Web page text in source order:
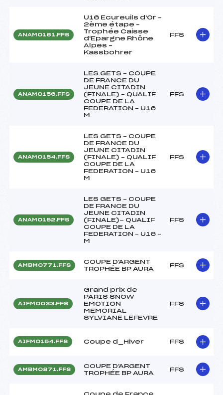
ANAM0161.FFS
U16 Ecureuils d'Or –
2ème étape –
Trophée Caisse
d'Epargne Rhône
Alpes –
Kassbohrer
FFS
ANAM0156.FFS
LES GETS – COUPE
DE FRANCE DU
JEUNE CITADIN
(FINALE) – QUALIF
COUPE DE LA
FEDERATION – U16
M
FFS
ANAM0154.FFS
LES GETS – COUPE
DE FRANCE DU
JEUNE CITADIN
(FINALE) – QUALIF
COUPE DE LA
FEDERATION – U16
M
FFS
ANAM0152.FFS
LES GETS – COUPE
DE FRANCE DU
JEUNE CITADIN
(FINALE)- QUALIF
COUPE DE LA
FEDERATION – U16 –
M
FFS
AMBM0771.FFS
COUPE D'ARGENT
TROPHÉE BP AURA
FFS
AIFM0033.FFS
Grand prix de
PARIS SNOW
EMOTION
MEMORIAL
SYLVIANE LEFEVRE
FFS
AIFM0154.FFS Coupe d_Hiver FFS
AMBM0871.FFS
COUPE D'ARGENT
TROPHÉE BP AURA
FFS
Coupe de France